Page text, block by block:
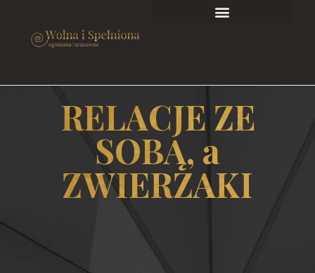
RELACJE ZE
SOBĄ, a
ZWIERZAKI